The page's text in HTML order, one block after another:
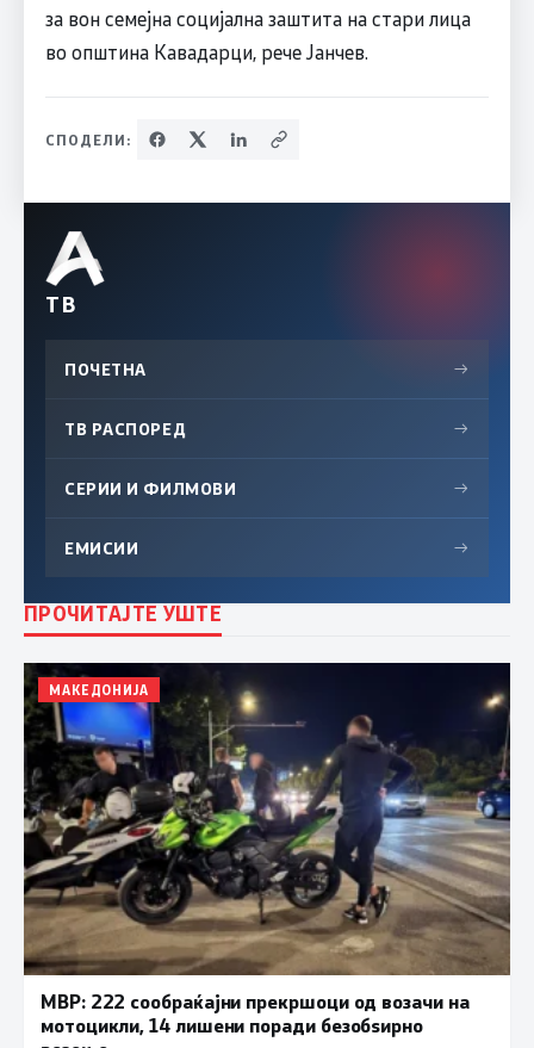
за вон семејна социјална заштита на стари лица
во општина Кавадарци, рече Јанчев.
СПОДЕЛИ:
ТВ
ПОЧЕТНА →
ТВ РАСПОРЕД →
СЕРИИ И ФИЛМОВИ →
ЕМИСИИ →
ПРОЧИТАЈТЕ УШТЕ
МАКЕДОНИЈА
МВР: 222 сообраќајни прекршоци од возачи на
мотоцикли, 14 лишени поради безобѕирно